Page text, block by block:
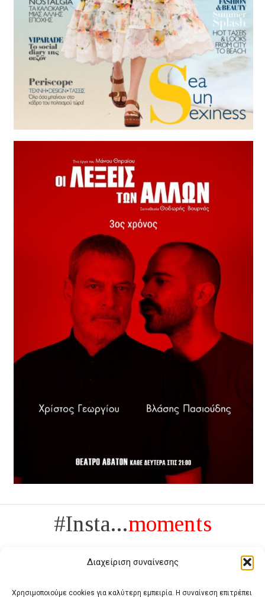
Διαχείριση συναίνεσης
Χρησιμοποιούμε cookies για καλύτερη εμπειρία. Η συναίνεση επιτρέπει
#Insta...moments